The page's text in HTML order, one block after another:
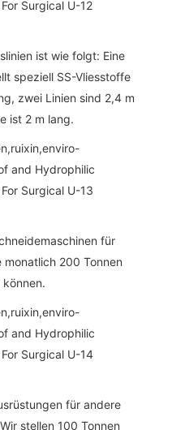
ist wie folgt: Eine
speziell SS-Vliesstoffe
zwei Linien sind 2,4 m
ist 2 m lang.
für
200 Tonnen
für andere
stellen 100 Tonnen